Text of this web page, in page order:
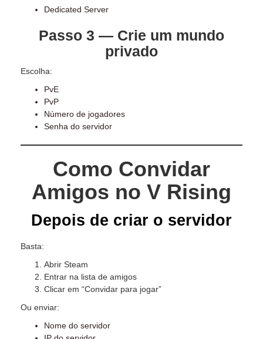
Dedicated Server
Passo 3 — Crie um mundo
privado
Escolha:
PvE
PvP
Número de jogadores
Senha do servidor
Como Convidar
Amigos no V Rising
Depois de criar o servidor
Basta:
Abrir Steam
Entrar na lista de amigos
Clicar em “Convidar para jogar”
Ou enviar:
Nome do servidor